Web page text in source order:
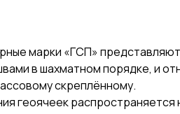
марки «ГСП»
в шахматном порядке, и
скреплённому.
геоячеек распространяется